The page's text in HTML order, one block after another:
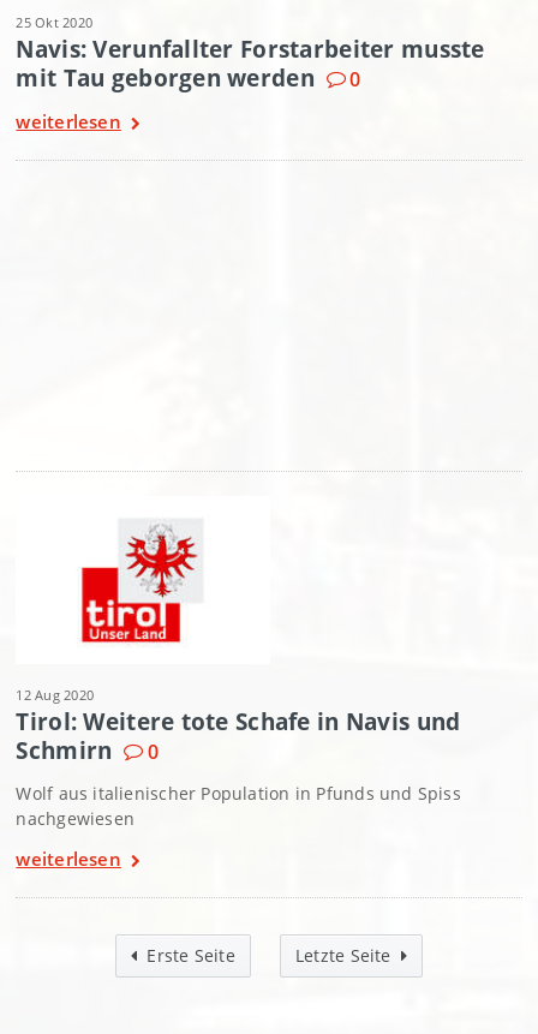
25 Okt 2020
Navis: Verunfallter Forstarbeiter musste
mit Tau geborgen werden
0
weiterlesen
12 Aug 2020
Tirol: Weitere tote Schafe in Navis und
Schmirn
0
Wolf aus italienischer Population in Pfunds und Spiss
nachgewiesen
weiterlesen
Erste Seite Letzte Seite